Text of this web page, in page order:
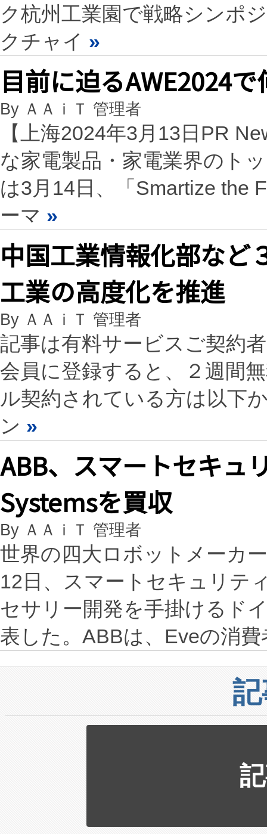
ク杭州工業園で戦略シンポ
クチャイ »
目前に迫るAWE2024
By ＡＡｉＴ 管理者
【上海2024年3月13日PR
な家電製品・家電業界のト
は3月14日、「Smartize the
ーマ »
中国工業情報化部など
工業の高度化を推進
By ＡＡｉＴ 管理者
記事は有料サービスご契約
会員に登録すると、２週間
ル契約されている方は以下
ン »
ABB、スマートセキュ
Systemsを買収
By ＡＡｉＴ 管理者
世界の四大ロボットメーカ
12日、スマートセキュリテ
セサリー開発を手掛けるド
表した。ABBは、Eveの消